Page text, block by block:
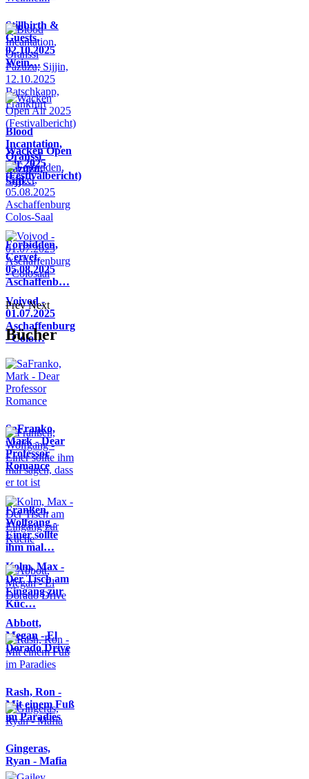
Stillbirth &
Guests,
02.10.2025
Wein…
Blood
Incantation,
Oranssi
Pazuzu,
Sijji…
Wacken Open
Air 2025
(Festivalbericht)
Forbidden,
Cervet,
05.08.2025
Aschaffenb…
Voivod -
01.07.2025
Aschaffenburg
- Colo…
Prev Next
Bücher
SaFranko,
Mark - Dear
Professor
Romance
Franßen,
Wolfgang -
Einer sollte
ihm mal…
Kolm, Max -
Der Tisch am
Eingang zur
Küc…
Abbott,
Megan - El
Dorado Drive
Rash, Ron -
Mit einem Fuß
im Paradies
Gingeras,
Ryan - Mafia